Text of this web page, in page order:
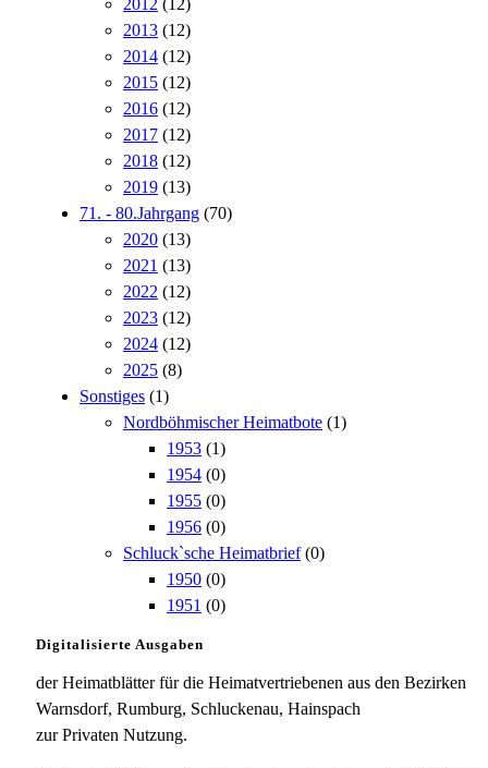
2013 (12)
2014 (12)
2015 (12)
2016 (12)
2017 (12)
2018 (12)
2019 (13)
71. - 80.Jahrgang (70)
2020 (13)
2021 (13)
2022 (12)
2023 (12)
2024 (12)
2025 (8)
Sonstiges (1)
Nordböhmischer Heimatbote (1)
1953 (1)
1954 (0)
1955 (0)
1956 (0)
Schluck`sche Heimatbrief (0)
1950 (0)
1951 (0)
Digitalisierte Ausgaben
der Heimatblätter für die Heimatvertriebenen aus den Bezirken
Warnsdorf, Rumburg, Schluckenau, Hainspach
zur Privaten Nutzung.